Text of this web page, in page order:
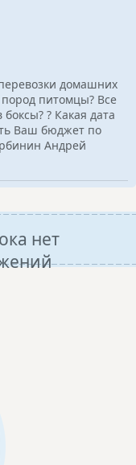
домашних
питомцы? Все
? Какая дата
Ваш бюджет по
Андрей
нет